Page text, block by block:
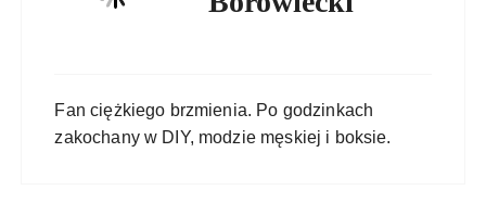
Fan ciężkiego brzmienia. Po godzinkach
zakochany w DIY, modzie męskiej i boksie.